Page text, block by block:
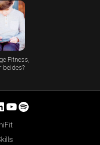
Fitness,
beides?
YouTube
Spotify